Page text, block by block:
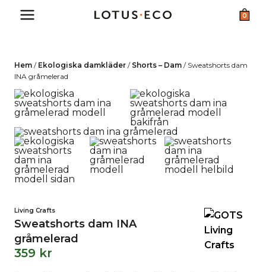
0
Hem / Ekologiska damkläder / Shorts – Dam / Sweatshorts dam
INA gråmelerad
Living Crafts
Sweatshorts dam INA
gråmelerad
359 kr